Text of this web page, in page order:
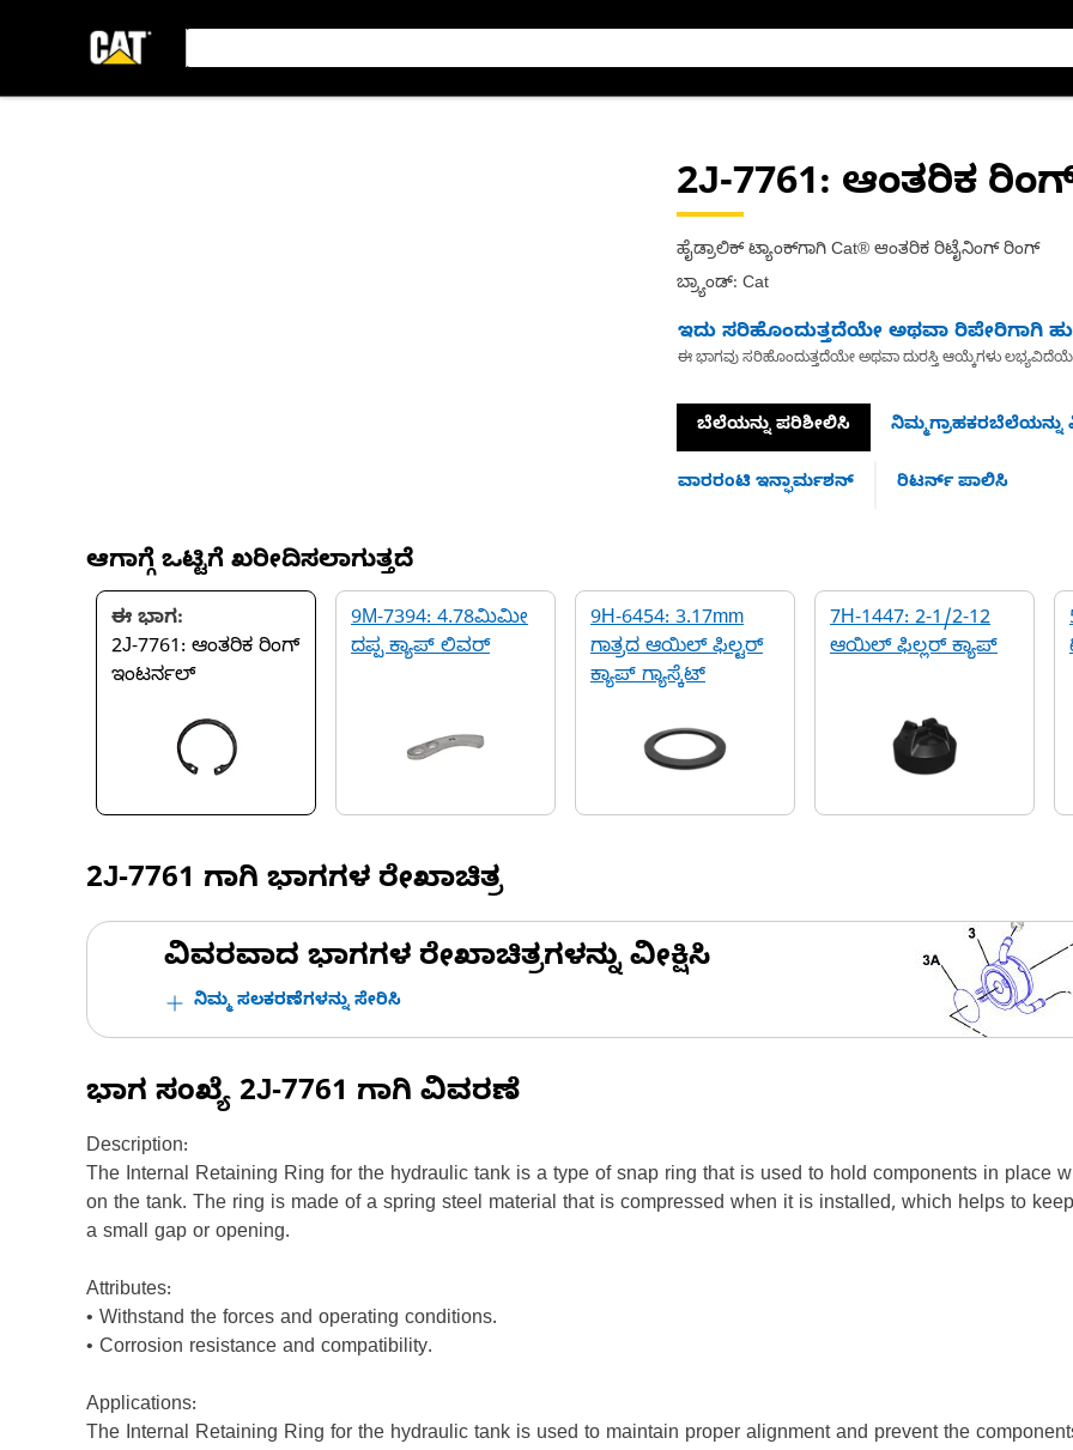
2J-7761: ಆಂತರಿಕ
ಹೈಡ್ರಾಲಿಕ್ ಟ್ಯಾಂಕ್‌ಗಾಗಿ Cat® ಆಂತರಿಕ ರಿಟೈನಿಂಗ್ ರಿಂಗ್
ಬ್ರ್ಯಾಂಡ್: Cat
ಇದು ಸರಿಹೊಂದುತ್ತದೆಯೇ ಅಥವಾ ರಿಪೇರಿಗಾಗಿ
ಈ ಭಾಗವು ಸರಿಹೊಂದುತ್ತದೆಯೇ ಅಥವಾ ದುರಸ್ತಿ ಆಯ್ಕೆಗಳು
ಬೆಲೆಯನ್ನು ಪರಿಶೀಲಿಸಿ ನಿಮ್ಮಗ್ರಾಹಕರಬೆಲೆಯನ್ನು
ವಾರರಂಟಿ ಇನ್ಫಾರ್ಮಶನ್ ರಿಟರ್ನ್ ಪಾಲಿಸಿ
ಆಗಾಗ್ಗೆ ಒಟ್ಟಿಗೆ ಖರೀದಿಸಲಾಗುತ್ತದೆ
ಈ ಭಾಗ:
2J-7761: ಆಂತರಿಕ ರಿಂಗ್
ಇಂಟರ್ನಲ್
9M-7394: 4.78ಮಿಮೀ
ದಪ್ಪ ಕ್ಯಾಪ್ ಲಿವರ್
9H-6454: 3.17mm
ಗಾತ್ರದ ಆಯಿಲ್ ಫಿಲ್ಟರ್
ಕ್ಯಾಪ್ ಗ್ಯಾಸ್ಕೆಟ್
7H-1447: 2-1/2-12
ಆಯಿಲ್ ಫಿಲ್ಲರ್ ಕ್ಯಾಪ್
2J-7761 ಗಾಗಿ ಭಾಗಗಳ ರೇಖಾಚಿತ್ರ
ವಿವರವಾದ ಭಾಗಗಳ ರೇಖಾಚಿತ್ರಗಳನ್ನು ವೀಕ್ಷಿಸಿ
ನಿಮ್ಮ ಸಲಕರಣೆಗಳನ್ನು ಸೇರಿಸಿ
ಭಾಗ ಸಂಖ್ಯೆ 2J-7761 ಗಾಗಿ ವಿವರಣೆ
Description:
The Internal Retaining Ring for the hydraulic tank is a type of snap ring that is used to hold components in place
on the tank. The ring is made of a spring steel material that is compressed when it is installed, which helps to
a small gap or opening.
Attributes:
• Withstand the forces and operating conditions.
• Corrosion resistance and compatibility.
Applications:
The Internal Retaining Ring for the hydraulic tank is used to maintain proper alignment and prevent the